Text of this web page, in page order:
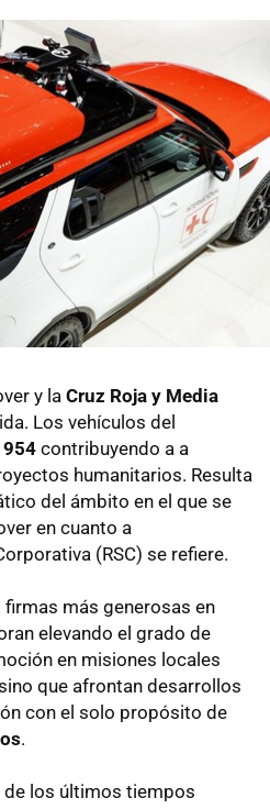
y la Cruz Roja y Media
Los vehículos del
contribuyendo a a
humanitarios. Resulta
del ámbito en el que se
en cuanto a
(RSC) se refiere.
más generosas en
elevando el grado de
en misiones locales
que afrontan desarrollos
con el solo propósito de
.
los últimos tiempos